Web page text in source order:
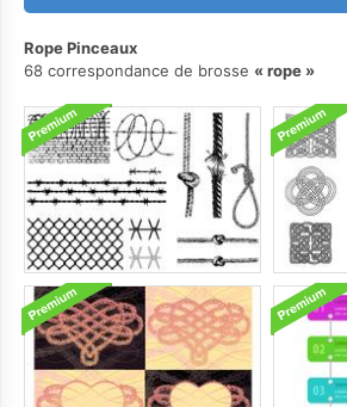
Rope Pinceaux
68 correspondance de brosse
rope